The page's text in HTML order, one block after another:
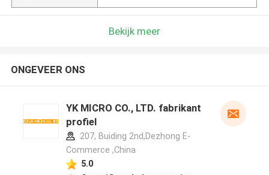
Bekijk meer
ONGEVEER ONS
YK MICRO CO., LTD. fabrikant
profiel
207, Buiding 2nd,Dezhong E-
Commerce ,China
5.0